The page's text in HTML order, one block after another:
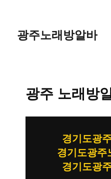
광주노래방알바
광주 노래방
경기도광
경기도광주
경기도광